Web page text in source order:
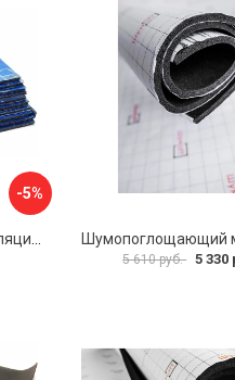
-5%
5 610 руб. 5 330